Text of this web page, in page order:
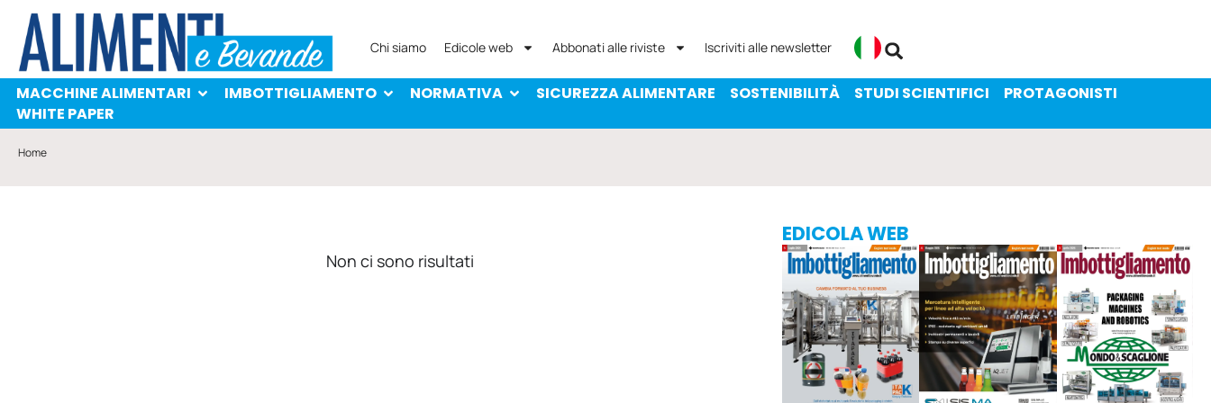
MACCHINE ALIMENTARI
PROTAGONISTI
WHITE PAPER
Chi siamo Edicole web Abbonati alle riviste Iscriviti alle newsletter
MACCHINE ALIMENTARI IMBOTTIGLIAMENTO NORMATIVA SICUREZZA ALIMENTARE SOSTENIBILITÀ STUDI SCIENTIFICI
PROTAGONISTI
WHITE PAPER
Home
Non ci sono risultati
EDICOLA WEB